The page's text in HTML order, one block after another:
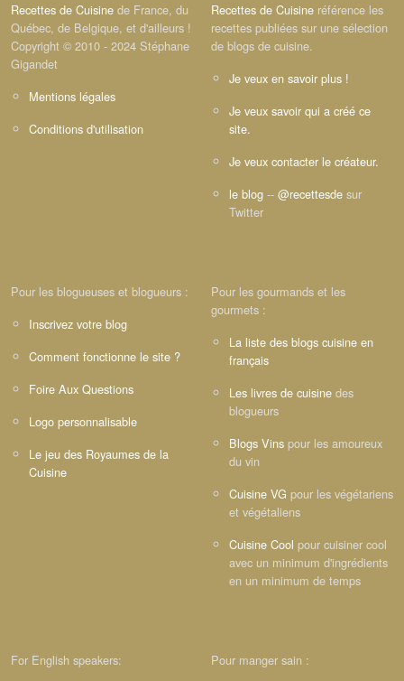
Recettes de Cuisine de France, du
Québec, de Belgique, et d'ailleurs !
Copyright © 2010 - 2024 Stéphane
Gigandet
Mentions légales
Conditions d'utilisation
Recettes de Cuisine référence les
recettes publiées sur une sélection
de blogs de cuisine.
Je veux en savoir plus !
Je veux savoir qui a créé ce
site.
Je veux contacter le créateur.
le blog -- @recettesde sur
Twitter
Pour les blogueuses et blogueurs :
Inscrivez votre blog
Comment fonctionne le site ?
Foire Aux Questions
Logo personnalisable
Le jeu des Royaumes de la
Cuisine
Pour les gourmands et les
gourmets :
La liste des blogs cuisine en
français
Les livres de cuisine des
blogueurs
Blogs Vins pour les amoureux
du vin
Cuisine VG pour les végétariens
et végétaliens
Cuisine Cool pour cuisiner cool
avec un minimum d'ingrédients
en un minimum de temps
For English speakers: Pour manger sain :